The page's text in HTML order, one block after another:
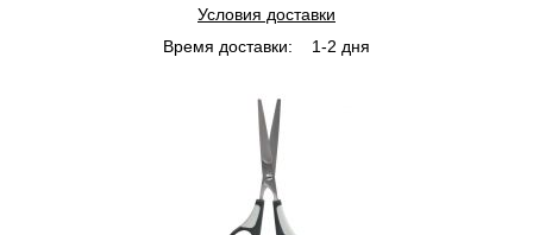
Условия доставки
Время доставки:
1-2 дня